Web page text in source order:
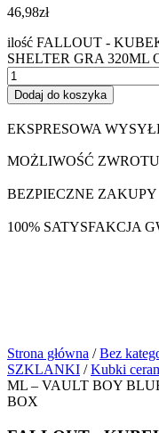
46,98zł
ilość FALLOUT -
SHELTER GRA 320ML
Dodaj do koszyka
EKSPRESOWA
MOŻLIWOŚĆ
BEZPIECZNE ZAKUPY
100% SATYSFAKCJA
Strona główna /Bez
SZKLANKI /Kubki
ML – VAULT BOY
BOX